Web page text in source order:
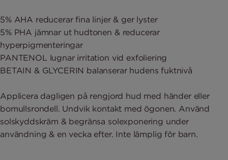
5% AHA reducerar fina linjer & ger lyster
5% PHA jämnar ut hudtonen & reducerar
hyperpigmenteringar
PANTENOL lugnar irritation vid exfoliering
BETAIN & GLYCERIN balanserar hudens fuktnivå
Applicera dagligen på rengjord hud med händer eller
bomullsrondell. Undvik kontakt med ögonen. Använd
solskyddskräm & begränsa solexponering under
användning & en vecka efter. Inte lämplig för barn.